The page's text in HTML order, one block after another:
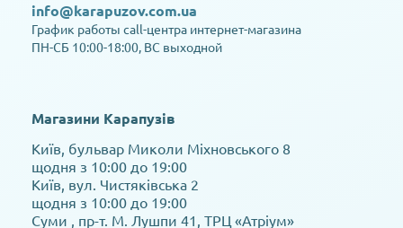
info@karapuzov.com.ua
График работы call-центра интернет-магазина
ПН-СБ 10:00-18:00, ВС выходной
Магазини Карапузів
Київ, бульвар Миколи Міхновського 8
щодня з 10:00 до 19:00
Київ, вул. Чистяківська 2
щодня з 10:00 до 19:00
Суми , пр-т. М. Лушпи 41, ТРЦ «Атріум»